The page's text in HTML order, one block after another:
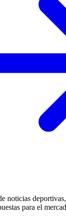
noticias
para el